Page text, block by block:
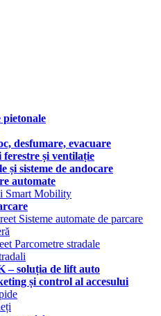
pietonale
desfumare, evacuare
și ventilație
și sisteme de andocare
automate
Smart Mobility
Sisteme automate de parcare
Parcometre stradale
soluția de lift auto
și control al accesului